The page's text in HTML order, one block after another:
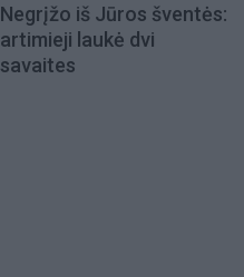
Negrįžo iš Jūros šventės:
artimieji laukė dvi
savaites